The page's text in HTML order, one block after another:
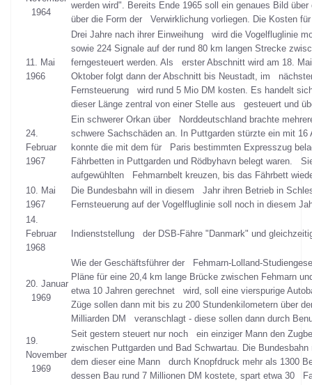
1964
werden wird". Bereits Ende 1965 soll ein genaues Bild
über die Form der Verwirklichung vorliegen. Die Kosten
11. Mai
1966
Drei Jahre nach ihrer Einweihung wird die Vogelfluglinie
sowie 224 Signale auf der rund 80 km langen Strecke
ferngesteuert werden. Als erster Abschnitt wird am 18.
Oktober folgt dann der Abschnitt bis Neustadt, im
Fernsteuerung wird rund 5 Mio DM kosten. Es handelt
dieser Länge zentral von einer Stelle aus gesteuert und
24.
Februar
1967
Ein schwerer Orkan über Norddeutschland brachte
schwere Sachschäden an. In Puttgarden stürzte ein mit
konnte die mit dem für Paris bestimmten Expresszug
Fährbetten in Puttgarden und Rödbyhavn belegt waren.
aufgewühlten Fehmarnbelt kreuzen, bis das Fährbett
10. Mai
1967
Die Bundesbahn will in diesem Jahr ihren Betrieb in
Fernsteuerung auf der Vogelfluglinie soll noch in diesem
14.
Februar
1968
Indienststellung der DSB-Fähre "Danmark" und
20. Januar
1969
Wie der Geschäftsführer der Fehmarn-Lolland-
Pläne für eine 20,4 km lange Brücke zwischen Fehmarn
etwa 10 Jahren gerechnet wird, soll eine vierspurige
Züge sollen dann mit bis zu 200 Stundenkilometern über
Milliarden DM veranschlagt - diese sollen dann durch
19.
November
1969
Seit gestern steuert nur noch ein einziger Mann den
zwischen Puttgarden und Bad Schwartau. Die
dem dieser eine Mann durch Knopfdruck mehr als 1300
dessen Bau rund 7 Millionen DM kostete, spart etwa 30